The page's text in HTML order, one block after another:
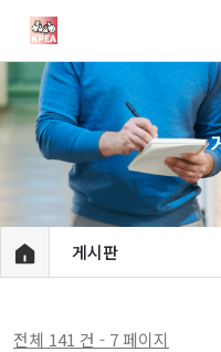
게시판
전체 141 건 - 7 페이지